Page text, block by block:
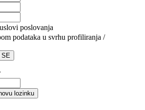
poslovanja
podataka u svrhu profiliranja /
SE
lozinku